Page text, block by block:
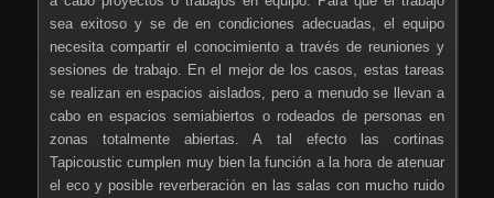
sea exitoso y se de en condiciones adecuadas, el equipo
necesita compartir el conocimiento a través de reuniones y
sesiones de trabajo. En el mejor de los casos, estas tareas
se realizan en espacios aislados, pero a menudo se llevan a
cabo en espacios semiabiertos o rodeados de personas en
zonas totalmente abiertas. A tal efecto las cortinas
Tapicoustic cumplen muy bien la función a la hora de atenuar
el eco y posible reverberación en las salas con mucho ruido